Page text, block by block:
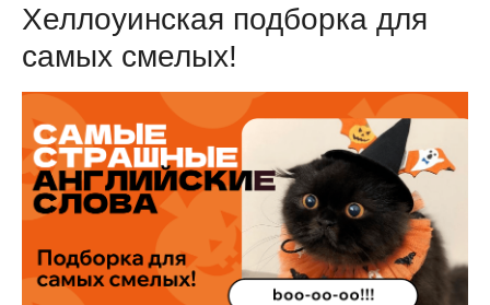
Хеллоуинская подборка для
самых смелых!